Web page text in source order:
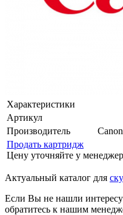
Характеристики
Артикул
Производитель
Canon
Продать картридж
Цену уточняйте у
Актуальный каталог для
Если Вы не нашли
обратитесь к нашим